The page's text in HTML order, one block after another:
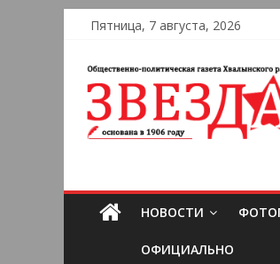
Пятница, 7 августа, 2026
НОВОСТИ
ОФИЦИАЛЬНО